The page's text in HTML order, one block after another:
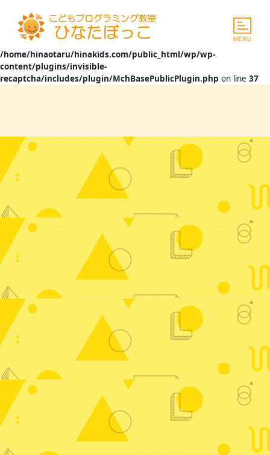
Warning: The magic method
InvisibleReCaptcha\MchLib\Plugin\MchBasePublicPlugin::__wakeup()
must have public visibility in
/home/hinaotaru/hinakids.com/public_html/wp/wp-
content/plugins/invisible-
recaptcha/includes/plugin/MchBasePublicPlugin.php on line 37